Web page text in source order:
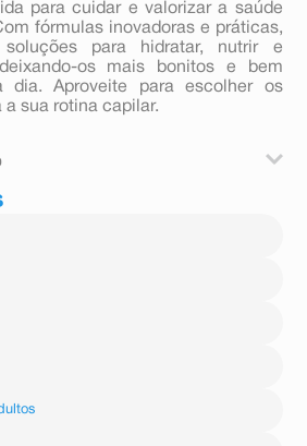
para cuidar e valorizar a saúde
fórmulas inovadoras e práticas,
para hidratar, nutrir e
os mais bonitos e bem
dia. Aproveite para escolher os
a sua rotina capilar.
Hidratei nos cabelos molhados,
completamente.